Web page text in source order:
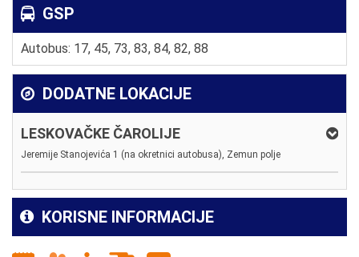
GSP
Autobus: 17, 45, 73, 83, 84, 82, 88
DODATNE LOKACIJE
LESKOVAČKE ČAROLIJE
Jeremije Stanojevića 1 (na okretnici autobusa), Zemun polje
KORISNE INFORMACIJE